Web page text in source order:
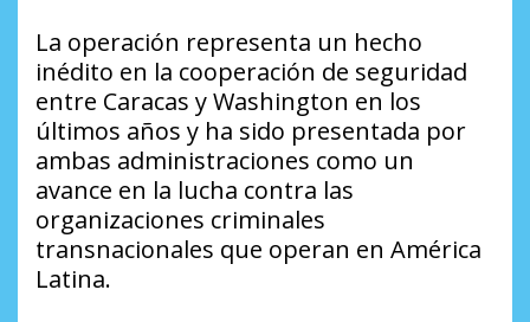
La operación representa un hecho
inédito en la cooperación de seguridad
entre Caracas y Washington en los
últimos años y ha sido presentada por
ambas administraciones como un
avance en la lucha contra las
organizaciones criminales
transnacionales que operan en América
Latina.